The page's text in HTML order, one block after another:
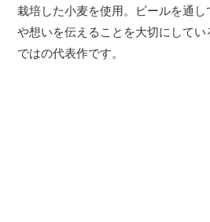
栽培した小麦を使用。ビールを通
や想いを伝えることを大切にして
ではの代表作です。